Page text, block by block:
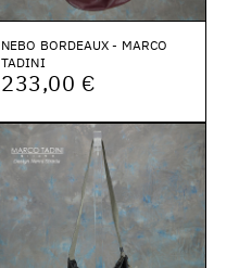
NEBO BORDEAUX - MARCO
TADINI
233,00 €